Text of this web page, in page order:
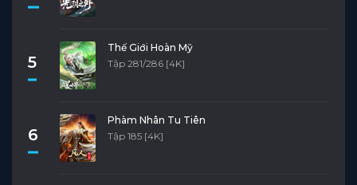
5
Thế Giới Hoàn Mỹ
Tập 281/286 [4K]
6
Phàm Nhân Tu Tiên
Tập 185 [4K]